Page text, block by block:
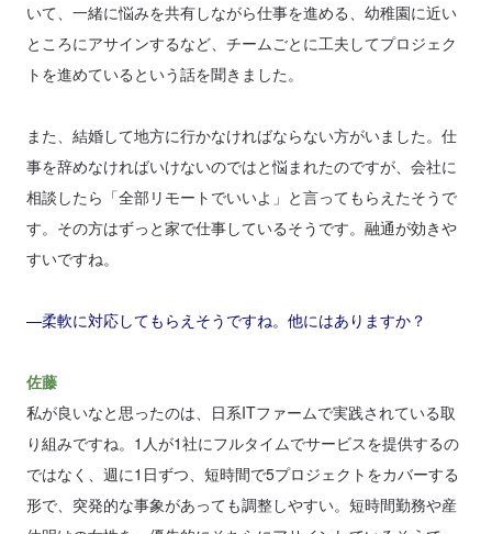
いて、一緒に悩みを共有しながら仕事を進める、幼稚園に近い
ところにアサインするなど、チームごとに工夫してプロジェク
トを進めているという話を聞きました。
また、結婚して地方に行かなければならない方がいました。仕
事を辞めなければいけないのではと悩まれたのですが、会社に
相談したら「全部リモートでいいよ」と言ってもらえたそうで
す。その方はずっと家で仕事しているそうです。融通が効きや
すいですね。
―柔軟に対応してもらえそうですね。他にはありますか？
佐藤
私が良いなと思ったのは、日系ITファームで実践されている取
り組みですね。1人が1社にフルタイムでサービスを提供するの
ではなく、週に1日ずつ、短時間で5プロジェクトをカバーする
形で、突発的な事象があっても調整しやすい。短時間勤務や産